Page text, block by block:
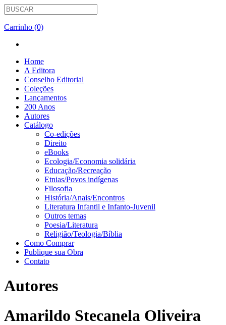
Carrinho (0)
Home
A Editora
Conselho Editorial
Coleções
Lançamentos
200 Anos
Autores
Catálogo
Co-edições
Direito
eBooks
Ecologia/Economia solidária
Educação/Recreação
Etnias/Povos indígenas
Filosofia
História/Anais/Encontros
Literatura Infantil e Infanto-Juvenil
Outros temas
Poesia/Literatura
Religião/Teologia/Bíblia
Como Comprar
Publique sua Obra
Contato
Autores
Amarildo Stecanela Oliveira